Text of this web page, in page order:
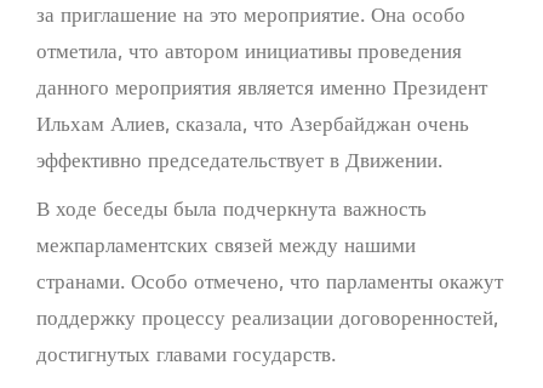
за приглашение на это мероприятие. Она особо
отметила, что автором инициативы проведения
данного мероприятия является именно Президент
Ильхам Алиев, сказала, что Азербайджан очень
эффективно председательствует в Движении.
В ходе беседы была подчеркнута важность
межпарламентских связей между нашими
странами. Особо отмечено, что парламенты окажут
поддержку процессу реализации договоренностей,
достигнутых главами государств.